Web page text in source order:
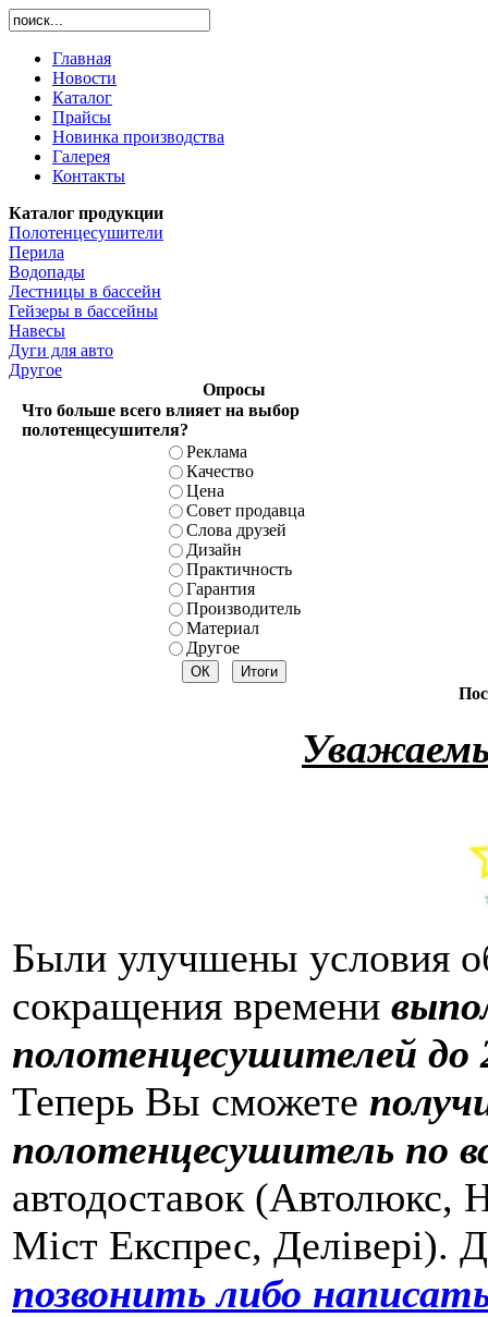
Главная
Новости
Каталог
Прайсы
Новинка производства
Галерея
Контакты
Каталог продукции
Полотенцесушители
Перила
Водопады
Лестницы в бассейн
Гейзеры в бассейны
Навесы
Дуги для авто
Другое
Опросы
Что больше всего влияет на выбор
полотенцесушителя?
Реклама
Качество
Цена
Совет продавца
Слова друзей
Дизайн
Практичность
Гарантия
Производитель
Материал
Другое
Были улучшены условия
сокращения времени
полотенцесушителей до
Теперь Вы сможете
полотенцесушитель по
автодоставок
Міст Експрес, Делівері).
позвонить либо